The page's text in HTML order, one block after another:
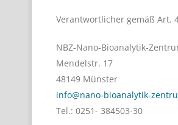
Verantwortlicher gemäß Art.
NBZ-Nano-Bioanalytik-
Mendelstr. 17
48149 Münster
info@nano-bioanalytik-
Tel.: 0251- 384503-30